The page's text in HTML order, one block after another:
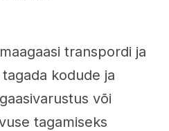
transpordi ja
kodude ja
või
tagamiseks